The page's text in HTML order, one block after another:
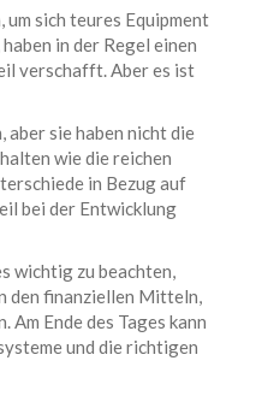
sich teures Equipment
in der Regel einen
verschafft. Aber es ist
sie haben nicht die
wie die reichen
in Bezug auf
bei der Entwicklung
wichtig zu beachten,
den finanziellen Mitteln,
Ende des Tages kann
und die richtigen